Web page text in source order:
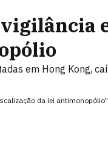
em Hong Kong,
da lei